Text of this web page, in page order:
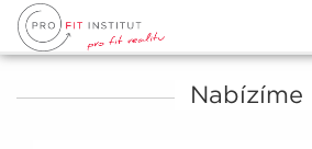
Nabízíme